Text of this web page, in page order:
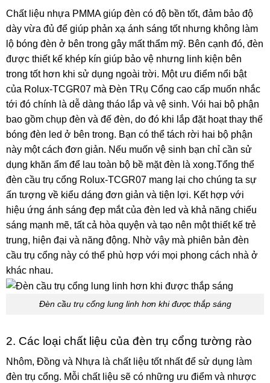
Chất liệu nhựa PMMA giúp đèn có độ bền tốt, đảm bảo độ
dày vừa đủ để giúp phản xạ ánh sáng tốt nhưng không làm
lộ bóng đèn ở bên trong gây mất thẩm mỹ. Bên cạnh đó, đèn
được thiết kế khép kín giúp bảo vệ nhưng linh kiện bên
trong tốt hơn khi sử dụng ngoài trời. Một ưu điểm nổi bật
của Rolux-TCGR07 mà Đèn TRụ Cổng cao cấp muốn nhắc
tới đó chính là dễ dàng tháo lắp và vệ sinh. Vói hai bộ phận
bao gồm chụp đèn và đế đèn, do đó khi lắp đặt hoạt thay thế
bóng đèn led ở bên trong. Bạn có thể tách rời hai bộ phận
này một cách đơn giản. Nếu muốn vệ sinh bạn chỉ cần sử
dụng khăn ẩm để lau toàn bộ bề mặt đèn là xong.Tổng thể
đèn cầu trụ cổng Rolux-TCGR07 mang lại cho chúng ta sự
ấn tượng về kiểu dáng đơn giản và tiện lợi. Kết hợp với
hiệu ứng ánh sáng đẹp mắt của đèn led và khả năng chiếu
sáng mạnh mẽ, tất cả hòa quyện và tạo nên một thiết kế trẻ
trung, hiện đại và năng động. Nhờ vậy mà phiên bản đèn
cầu trụ cổng này có thể phù hợp với mọi phong cách nhà ở
khác nhau.
Đèn cầu trụ cổng lung linh hơn khi được thắp sáng
2. Các loại chất liệu của đèn trụ cổng tường rào
Nhôm, Đồng và Nhựa là chất liệu tốt nhất để sử dụng làm
đèn trụ cổng. Mỗi chất liệu sẽ có những ưu điểm và nhược